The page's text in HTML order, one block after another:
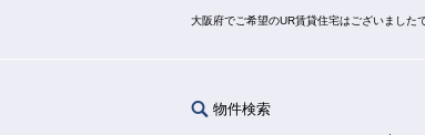
大阪府でご希望のUR賃貸住宅はございました
物件検索